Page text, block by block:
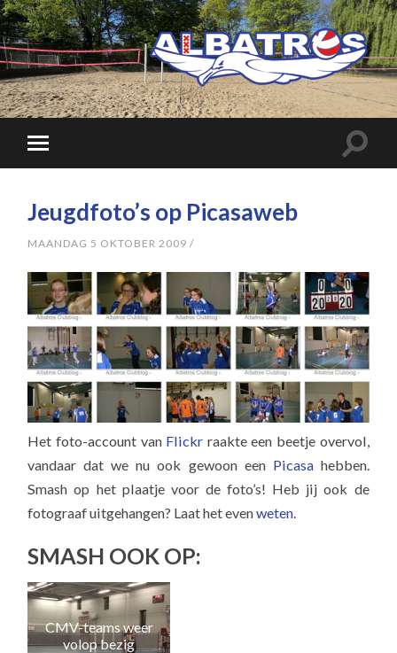
Jeugdfoto’s op Picasaweb
MAANDAG 5 OKTOBER 2009 /
Het foto-account van Flickr raakte een beetje overvol,
vandaar dat we nu ook gewoon een Picasahebben.
Smash op het plaatje voor de foto’s! Heb jij ook de
fotograaf uitgehangen? Laat het evenweten.
SMASH OOK OP:
CMV-teams weer
volop bezig